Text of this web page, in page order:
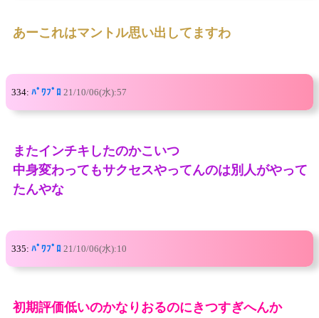
あーこれはマントル思い出してますわ
334: ﾊﾟﾜﾌﾟﾛ 21/10/06(水):57
またインチキしたのかこいつ
中身変わってもサクセスやってんのは別人がやって
たんやな
335: ﾊﾟﾜﾌﾟﾛ 21/10/06(水):10
初期評価低いのかなりおるのにきつすぎへんか